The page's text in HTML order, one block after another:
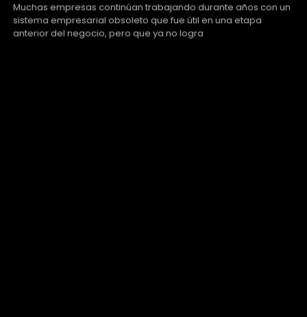
Muchas empresas continúan trabajando durante años con un
sistema empresarial obsoleto que fue útil en una etapa
anterior del negocio, pero que ya no logra